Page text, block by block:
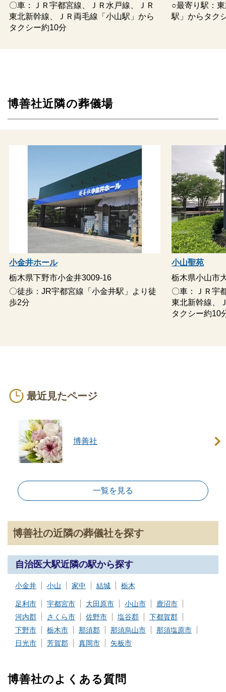
盛菓子（大）
果物盛
木製12尺看板（家紋入）
位牌（中上）
御布施袋
旅支度
運営・火葬受スタッフ
項目
役所手続き代行
ホール使用料（2日間）
焼香所アレンジ花
遺影S版写真立て
礼品、式場料、火葬場関係費、宗教者費用など）諸条件により変
動する費用は、人数と内容に応じて別料金がかかります。
所（式場、火葬場）・宗教形式などを葬儀社と擦り合わせること
が必須ですので、遠慮なくお電話でお問合せください。
龍王コース（1,100,000円～）（税込）
含まれるもの
項目
〇車：ＪＲ宇都宮線、ＪＲ水戸線、ＪＲ
東北新幹線、ＪＲ両毛線「小山駅」から
タクシー約10分
○最寄り駅：
駅」からタク
博善社近隣の葬儀場
小金井ホール
栃木県下野市小金井3009-16
〇徒歩：JR宇都宮線「小金井駅」より徒
歩2分
小山聖苑
栃木県小山市
〇車：ＪＲ宇
東北新幹線、
タクシー約10
最近見たページ
博善社
一覧を見る
博善社の近隣の葬儀社を探す
自治医大駅近隣の駅から探す
小金井 小山 家中 結城 栃木
足利市 宇都宮市 大田原市 小山市
鹿沼市
河内郡
さくら市 佐野市 塩谷郡
下都賀郡
下野市
栃木市 那須郡 那須烏山市
那須塩原市
日光市
芳賀郡 真岡市 矢板市
博善社のよくある質問